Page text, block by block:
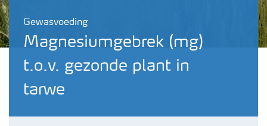
Gewasvoeding
Magnesiumgebrek (mg)
t.o.v. gezonde plant in
tarwe